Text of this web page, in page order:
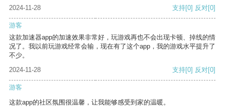
2024-11-28
支持[0] 反对[0]
游客
这款加速器app的加速效果非常好，玩游戏再也不会出现卡顿、掉线的情
况了。我以前玩游戏经常会输，现在有了这个app，我的游戏水平提升了
不少。
2024-11-28
支持[0] 反对[0]
游客
这款app的社区氛围很温馨，让我能够感受到家的温暖。